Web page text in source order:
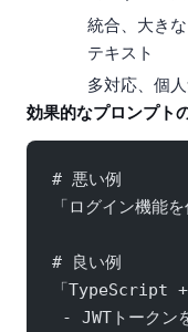
GCP統合、大き
テキスト
多IDE対応、個
効果的なプロンプト
# 悪い例
「ログイン機能を
# 良い例
「TypeScript +
- JWTトークン